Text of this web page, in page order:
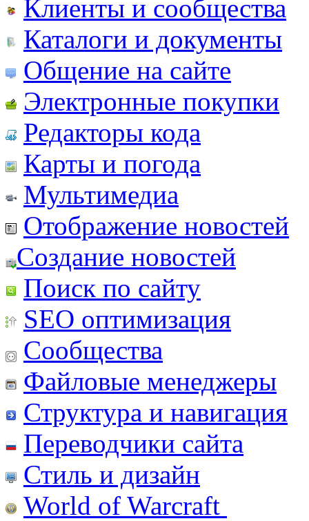
Клиенты и сообщества
Каталоги и документы
Общение на сайте
Электронные покупки
Редакторы кода
Карты и погода
Мультимедиа
Отображение новостей
Создание новостей
Поиск по сайту
SEO оптимизация
Сообщества
Файловые менеджеры
Структура и навигация
Переводчики сайта
Стиль и дизайн
World of Warcraft